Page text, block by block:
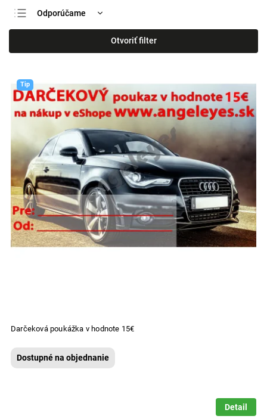
Odporúčame
Najlacnejšie
Najdrahšie
Abecedne
Otvoriť filter
Tip
Darčeková poukážka v hodnote 15€
Dostupné na objednanie
Detail